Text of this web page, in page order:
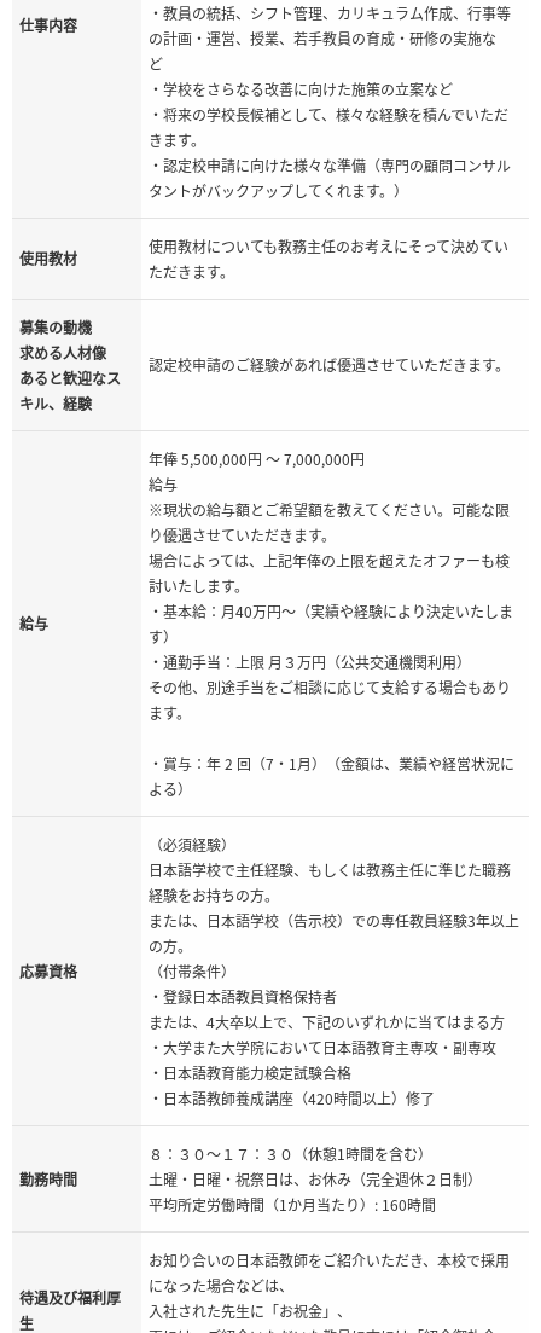
仕事内容
・教員の統括、シフト管理、カリキュラム作成、行事等
の計画・運営、授業、若手教員の育成・研修の実施な
ど
・学校をさらなる改善に向けた施策の立案など
・将来の学校長候補として、様々な経験を積んでいただ
きます。
・認定校申請に向けた様々な準備（専門の顧問コンサル
タントがバックアップしてくれます。）
使用教材
使用教材についても教務主任のお考えにそって決めてい
ただきます。
募集の動機
求める人材像
あると歓迎なス
キル、経験
認定校申請のご経験があれば優遇させていただきます。
給与
年俸 5,500,000円 ～ 7,000,000円
給与
※現状の給与額とご希望額を教えてください。可能な限
り優遇させていただきます。
場合によっては、上記年俸の上限を超えたオファーも検
討いたします。
・基本給：月40万円～（実績や経験により決定いたしま
す）
・通勤手当：上限 月３万円（公共交通機関利用）
その他、別途手当をご相談に応じて支給する場合もあり
ます。
・賞与：年 2 回（7・1月）（金額は、業績や経営状況に
よる）
応募資格
（必須経験）
日本語学校で主任経験、もしくは教務主任に準じた職務
経験をお持ちの方。
または、日本語学校（告示校）での専任教員経験3年以上
の方。
（付帯条件）
・登録日本語教員資格保持者
または、4大卒以上で、下記のいずれかに当てはまる方
・大学また大学院において日本語教育主専攻・副専攻
・日本語教育能力検定試験合格
・日本語教師養成講座（420時間以上）修了
勤務時間
８：３０～１７：３０（休憩1時間を含む）
土曜・日曜・祝祭日は、お休み（完全週休２日制）
平均所定労働時間（1か月当たり）: 160時間
待遇及び福利厚
生
お知り合いの日本語教師をご紹介いただき、本校で採用
になった場合などは、
入社された先生に「お祝金」、